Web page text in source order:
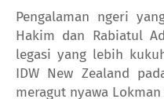
Pengalaman ngeri
Hakim dan Rabiatul
legasi yang lebih
IDW New Zealand
meragut nyawa